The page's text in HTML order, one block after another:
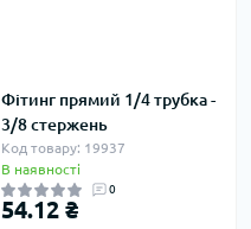
Фітинг прямий 1/4 трубка -
3/8 стержень
Код товару: 19937
В наявності
0
54.12 ₴